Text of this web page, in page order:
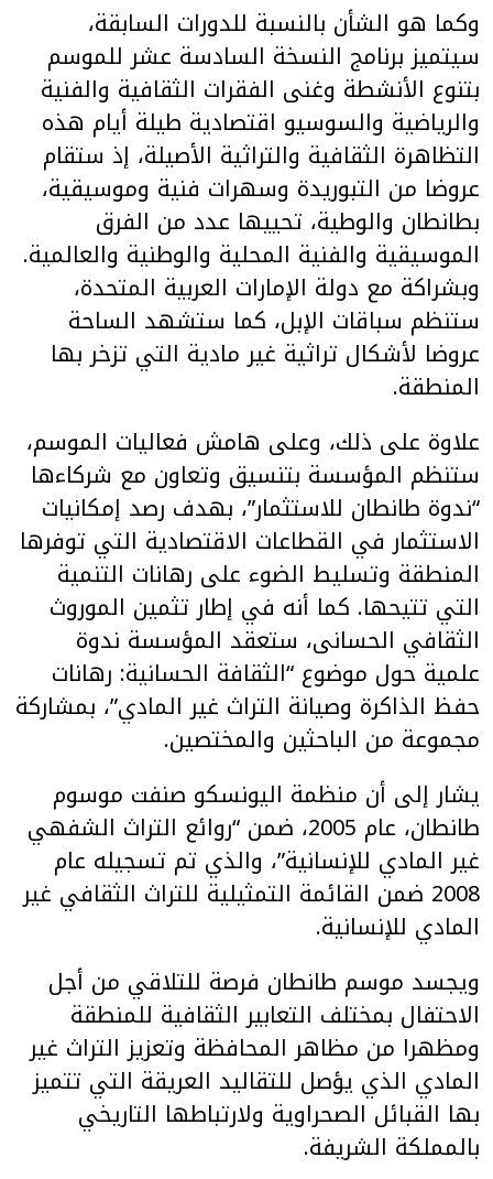
وكما هو الشأن بالنسبة للدورات السابقة،
سيتميز برنامج النسخة السادسة عشر للموسم
بتنوع الأنشطة وغنى الفقرات الثقافية والفنية
والرياضية والسوسيو اقتصادية طيلة أيام هذه
التظاهرة الثقافية والتراثية الأصيلة، إذ ستقام
عروضا من التبوريدة وسهرات فنية وموسيقية،
بطانطان والوطية، تحييها عدد من الفرق
الموسيقية والفنية المحلية والوطنية والعالمية.
وبشراكة مع دولة الإمارات العربية المتحدة،
ستنظم سباقات الإبل، كما ستشهد الساحة
عروضا لأشكال تراثية غير مادية التي تزخر بها
المنطقة.
علاوة على ذلك، وعلى هامش فعاليات الموسم،
ستنظم المؤسسة بتنسيق وتعاون مع شركاءها
“ندوة طانطان للاستثمار”، بهدف رصد إمكانيات
الاستثمار في القطاعات الاقتصادية التي توفرها
المنطقة وتسليط الضوء على رهانات التنمية
التي تتيحها. كما أنه في إطار تثمين الموروث
الثقافي الحسانى، ستعقد المؤسسة ندوة
علمية حول موضوع “الثقافة الحسانية: رهانات
حفظ الذاكرة وصيانة التراث غير المادي”، بمشاركة
مجموعة من الباحثين والمختصين.
يشار إلى أن منظمة اليونسكو صنفت موسوم
طانطان، عام 2005، ضمن “روائع التراث الشفهي
غير المادي للإنسانية”، والذي تم تسجيله عام
2008 ضمن القائمة التمثيلية للتراث الثقافي غير
المادي للإنسانية.
ويجسد موسم طانطان فرصة للتلاقي من أجل
الاحتفال بمختلف التعابير الثقافية للمنطقة
ومظهرا من مظاهر المحافظة وتعزيز التراث غير
المادي الذي يؤصل للتقاليد العريقة التي تتميز
بها القبائل الصحراوية ولارتباطها التاريخي
بالمملكة الشريفة.